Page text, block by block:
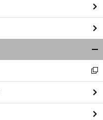
前
閉
る
新
し
い
ウ
ィ